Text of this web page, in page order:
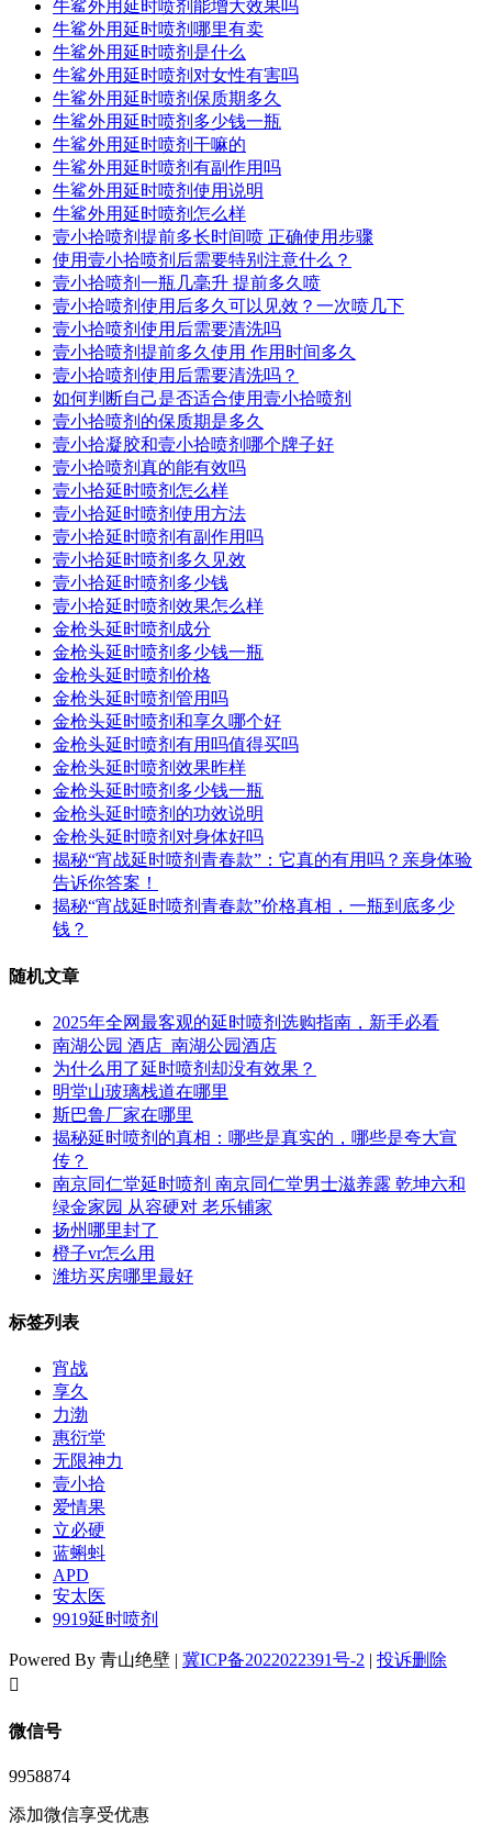
牛鲨外用延时喷剂能增大效果吗
牛鲨外用延时喷剂哪里有卖
牛鲨外用延时喷剂是什么
牛鲨外用延时喷剂对女性有害吗
牛鲨外用延时喷剂保质期多久
牛鲨外用延时喷剂多少钱一瓶
牛鲨外用延时喷剂干嘛的
牛鲨外用延时喷剂有副作用吗
牛鲨外用延时喷剂使用说明
牛鲨外用延时喷剂怎么样
壹小拾喷剂提前多长时间喷 正确使用步骤
使用壹小拾喷剂后需要特别注意什么？
壹小拾喷剂一瓶几毫升 提前多久喷
壹小拾喷剂使用后多久可以见效？一次喷几下
壹小拾喷剂使用后需要清洗吗
壹小拾喷剂提前多久使用 作用时间多久
壹小拾喷剂使用后需要清洗吗？
如何判断自己是否适合使用壹小拾喷剂
壹小拾喷剂的保质期是多久
壹小拾凝胶和壹小拾喷剂哪个牌子好
壹小拾喷剂真的能有效吗
壹小拾延时喷剂怎么样
壹小拾延时喷剂使用方法
壹小拾延时喷剂有副作用吗
壹小拾延时喷剂多久见效
壹小拾延时喷剂多少钱
壹小拾延时喷剂效果怎么样
金枪头延时喷剂成分
金枪头延时喷剂多少钱一瓶
金枪头延时喷剂价格
金枪头延时喷剂管用吗
金枪头延时喷剂和享久哪个好
金枪头延时喷剂有用吗值得买吗
金枪头延时喷剂效果昨样
金枪头延时喷剂多少钱一瓶
金枪头延时喷剂的功效说明
金枪头延时喷剂对身体好吗
揭秘“宵战延时喷剂青春款”：它真的有用吗？亲身体验
告诉你答案！
揭秘“宵战延时喷剂青春款”价格真相，一瓶到底多少
钱？
随机文章
2025年全网最客观的延时喷剂选购指南，新手必看
南湖公园 酒店_南湖公园酒店
为什么用了延时喷剂却没有效果？
明堂山玻璃栈道在哪里
斯巴鲁厂家在哪里
揭秘延时喷剂的真相：哪些是真实的，哪些是夸大宣
传？
南京同仁堂延时喷剂 南京同仁堂男士滋养露 乾坤六和
绿金家园 从容硬对 老乐铺家
扬州哪里封了
橙子vr怎么用
潍坊买房哪里最好
标签列表
宵战
享久
力渤
惠衍堂
无限神力
壹小拾
爱情果
立必硬
蓝蝌蚪
APD
安太医
9919延时喷剂
Powered By 青山绝壁 | 冀ICP备2022022391号-2 | 投诉删除
󦘖
微信号
9958874
添加微信享受优惠